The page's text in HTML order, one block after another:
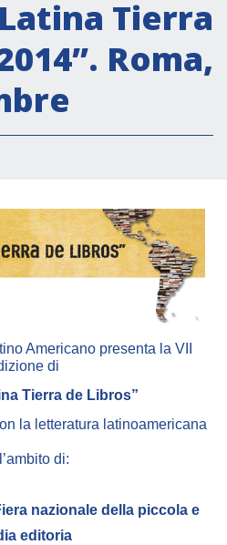
economico
Tierra
Roma,
Americano presenta la VII
di
Tierra de Libros”
la letteratura latinoamericana
di:
nazionale della piccola e
editoria